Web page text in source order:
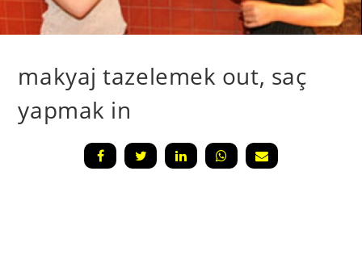
makyaj tazelemek out, saç
yapmak in